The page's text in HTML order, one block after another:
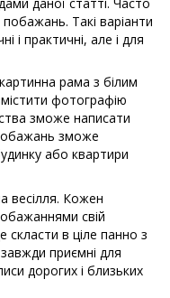
Такі варіанти
і практичні, але і для
рама з білим
фотографію
зможе написати
зможе
або квартири
весілля. Кожен
свій
в ціле панно з
приємні для
дорогих і близьких